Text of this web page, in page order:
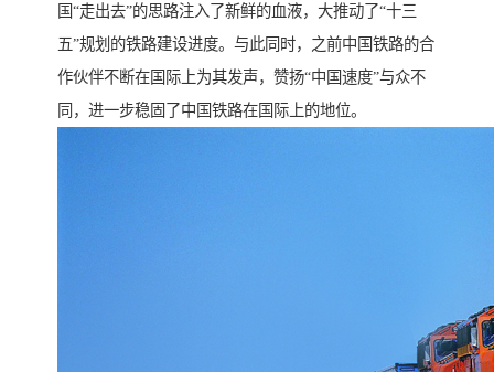
国“走出去”的思路注入了新鲜的血液，大推动了“十三
五”规划的铁路建设进度。与此同时，之前中国铁路的合
作伙伴不断在国际上为其发声，赞扬“中国速度”与众不
同，进一步稳固了中国铁路在国际上的地位。